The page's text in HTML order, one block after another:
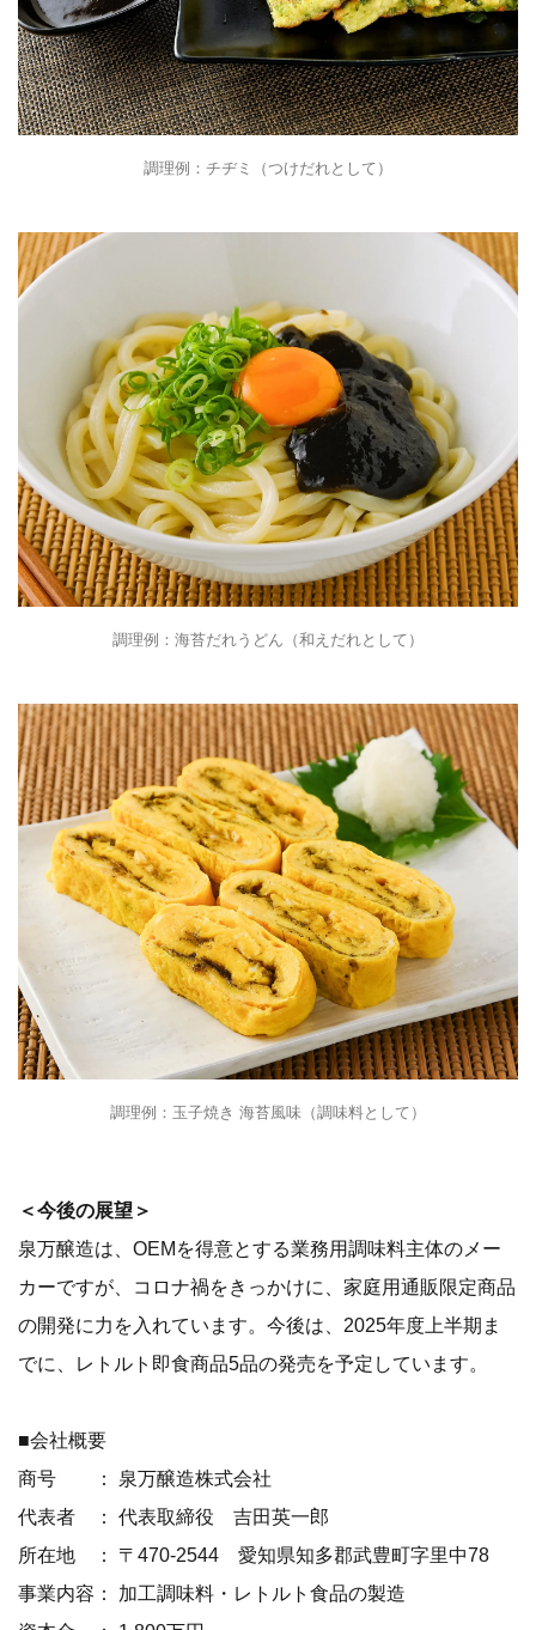
調理例：チヂミ（つけだれとして）
調理例：海苔だれうどん（和えだれとして）
調理例：玉子焼き 海苔風味（調味料として）
＜今後の展望＞
泉万醸造は、OEMを得意とする業務用調味料主体のメー
カーですが、コロナ禍をきっかけに、家庭用通販限定商品
の開発に力を入れています。今後は、2025年度上半期ま
でに、レトルト即食商品5品の発売を予定しています。
■会社概要
商号 ： 泉万醸造株式会社
代表者 ： 代表取締役 吉田英一郎
所在地 ： 〒470-2544 愛知県知多郡武豊町字里中78
事業内容： 加工調味料・レトルト食品の製造